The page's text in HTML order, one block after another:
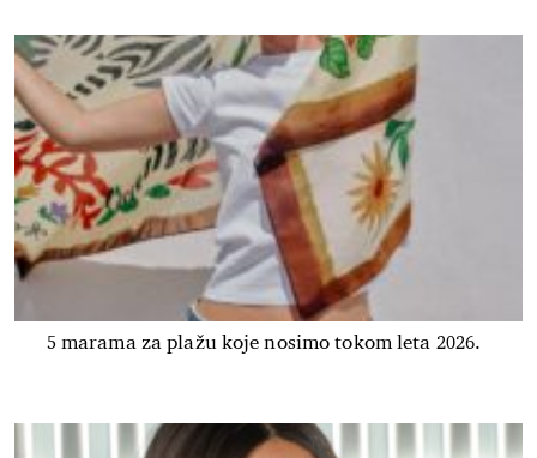
5 marama za plažu koje nosimo tokom leta 2026.